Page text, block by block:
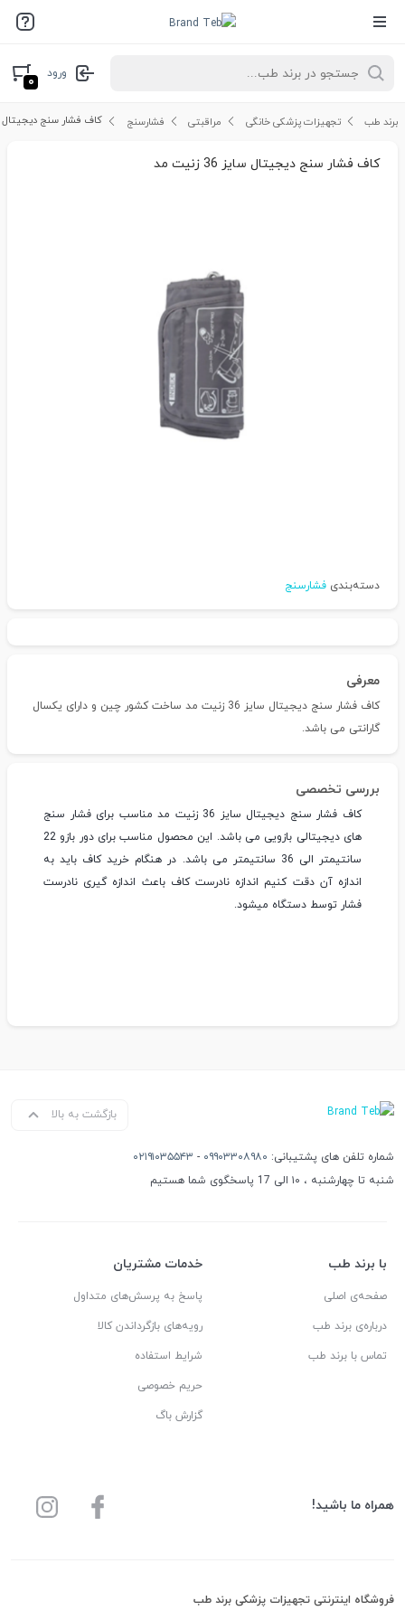
ورود
۰
برند طب تجهیزات پزشکی خانگی مراقبتی فشارسنج کاف فشار سنج دیجیتال سایز 36
کاف فشار سنج دیجیتال سایز 36 زنیت مد
دسته‌بندی فشارسنج
معرفی
کاف فشار سنج دیجیتال سایز 36 زنیت مد ساخت کشور چین و دارای یکسال
گارانتی می باشد.
بررسی تخصصی
کاف فشار سنج دیجیتال سایز 36 زنیت مد مناسب برای فشار سنج
های دیجیتالی بازویی می باشد. این محصول مناسب برای دور بازو 22
سانتیمتر الی 36 سانتیمتر می باشد. در هنگام خرید کاف باید به
اندازه آن دقت کنیم اندازه نادرست کاف باعث اندازه گیری نادرست
فشار توسط دستگاه میشود.
بازگشت به بالا
شماره تلفن های پشتیبانی: ۰۹۹۰۳۳۰۸۹۸۰ - ۰۲۱۹۱۰۳۵۵۴۳
شنبه تا چهارشنبه ، ۱۰ الی 17 پاسخگوی شما هستیم
با برند طب
صفحه‌ی اصلی
درباره‌ی برند طب
تماس با برند طب
خدمات مشتریان
پاسخ به پرسش‌های متداول
رویه‌های بازگرداندن کالا
شرایط استفاده
حریم خصوصی
گزارش باگ
همراه ما باشید!
فروشگاه اینترنتی تجهیزات پزشکی برند طب